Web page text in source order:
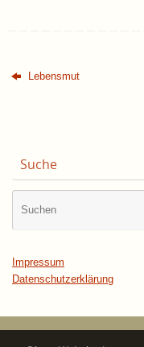
Lebensmut
Suche
Impressum
Datenschutzerklärung